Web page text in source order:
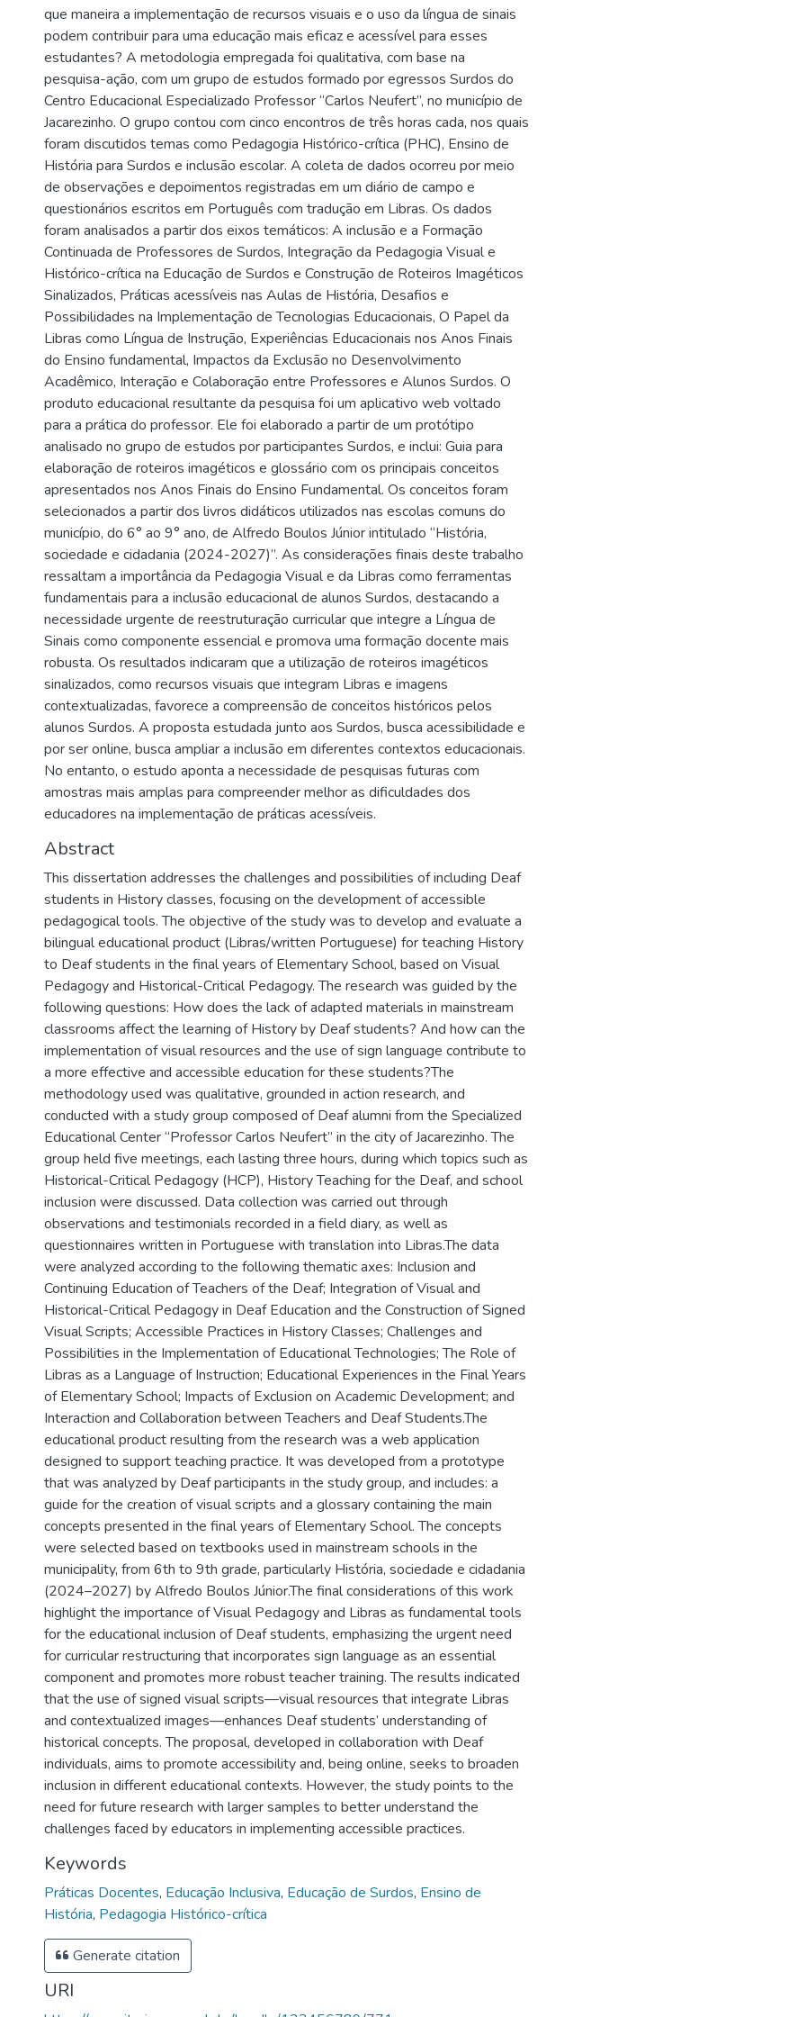
que maneira a implementação de recursos visuais e o uso da língua de sinais
podem contribuir para uma educação mais eficaz e acessível para esses
estudantes? A metodologia empregada foi qualitativa, com base na
pesquisa-ação, com um grupo de estudos formado por egressos Surdos do
Centro Educacional Especializado Professor “Carlos Neufert”, no município de
Jacarezinho. O grupo contou com cinco encontros de três horas cada, nos quais
foram discutidos temas como Pedagogia Histórico-crítica (PHC), Ensino de
História para Surdos e inclusão escolar. A coleta de dados ocorreu por meio
de observações e depoimentos registradas em um diário de campo e
questionários escritos em Português com tradução em Libras. Os dados
foram analisados a partir dos eixos temáticos: A inclusão e a Formação
Continuada de Professores de Surdos, Integração da Pedagogia Visual e
Histórico-crítica na Educação de Surdos e Construção de Roteiros Imagéticos
Sinalizados, Práticas acessíveis nas Aulas de História, Desafios e
Possibilidades na Implementação de Tecnologias Educacionais, O Papel da
Libras como Língua de Instrução, Experiências Educacionais nos Anos Finais
do Ensino fundamental, Impactos da Exclusão no Desenvolvimento
Acadêmico, Interação e Colaboração entre Professores e Alunos Surdos. O
produto educacional resultante da pesquisa foi um aplicativo web voltado
para a prática do professor. Ele foi elaborado a partir de um protótipo
analisado no grupo de estudos por participantes Surdos, e inclui: Guia para
elaboração de roteiros imagéticos e glossário com os principais conceitos
apresentados nos Anos Finais do Ensino Fundamental. Os conceitos foram
selecionados a partir dos livros didáticos utilizados nas escolas comuns do
município, do 6° ao 9° ano, de Alfredo Boulos Júnior intitulado “História,
sociedade e cidadania (2024-2027)”. As considerações finais deste trabalho
ressaltam a importância da Pedagogia Visual e da Libras como ferramentas
fundamentais para a inclusão educacional de alunos Surdos, destacando a
necessidade urgente de reestruturação curricular que integre a Língua de
Sinais como componente essencial e promova uma formação docente mais
robusta. Os resultados indicaram que a utilização de roteiros imagéticos
sinalizados, como recursos visuais que integram Libras e imagens
contextualizadas, favorece a compreensão de conceitos históricos pelos
alunos Surdos. A proposta estudada junto aos Surdos, busca acessibilidade e
por ser online, busca ampliar a inclusão em diferentes contextos educacionais.
No entanto, o estudo aponta a necessidade de pesquisas futuras com
amostras mais amplas para compreender melhor as dificuldades dos
educadores na implementação de práticas acessíveis.
Abstract
This dissertation addresses the challenges and possibilities of including Deaf
students in History classes, focusing on the development of accessible
pedagogical tools. The objective of the study was to develop and evaluate a
bilingual educational product (Libras/written Portuguese) for teaching History
to Deaf students in the final years of Elementary School, based on Visual
Pedagogy and Historical-Critical Pedagogy. The research was guided by the
following questions: How does the lack of adapted materials in mainstream
classrooms affect the learning of History by Deaf students? And how can the
implementation of visual resources and the use of sign language contribute to
a more effective and accessible education for these students?The
methodology used was qualitative, grounded in action research, and
conducted with a study group composed of Deaf alumni from the Specialized
Educational Center “Professor Carlos Neufert” in the city of Jacarezinho. The
group held five meetings, each lasting three hours, during which topics such as
Historical-Critical Pedagogy (HCP), History Teaching for the Deaf, and school
inclusion were discussed. Data collection was carried out through
observations and testimonials recorded in a field diary, as well as
questionnaires written in Portuguese with translation into Libras.The data
were analyzed according to the following thematic axes: Inclusion and
Continuing Education of Teachers of the Deaf; Integration of Visual and
Historical-Critical Pedagogy in Deaf Education and the Construction of Signed
Visual Scripts; Accessible Practices in History Classes; Challenges and
Possibilities in the Implementation of Educational Technologies; The Role of
Libras as a Language of Instruction; Educational Experiences in the Final Years
of Elementary School; Impacts of Exclusion on Academic Development; and
Interaction and Collaboration between Teachers and Deaf Students.The
educational product resulting from the research was a web application
designed to support teaching practice. It was developed from a prototype
that was analyzed by Deaf participants in the study group, and includes: a
guide for the creation of visual scripts and a glossary containing the main
concepts presented in the final years of Elementary School. The concepts
were selected based on textbooks used in mainstream schools in the
municipality, from 6th to 9th grade, particularly História, sociedade e cidadania
(2024–2027) by Alfredo Boulos Júnior.The final considerations of this work
highlight the importance of Visual Pedagogy and Libras as fundamental tools
for the educational inclusion of Deaf students, emphasizing the urgent need
for curricular restructuring that incorporates sign language as an essential
component and promotes more robust teacher training. The results indicated
that the use of signed visual scripts—visual resources that integrate Libras
and contextualized images—enhances Deaf students’ understanding of
historical concepts. The proposal, developed in collaboration with Deaf
individuals, aims to promote accessibility and, being online, seeks to broaden
inclusion in different educational contexts. However, the study points to the
need for future research with larger samples to better understand the
challenges faced by educators in implementing accessible practices.
Keywords
Práticas Docentes, Educação Inclusiva, Educação de Surdos, Ensino de
História, Pedagogia Histórico-crítica
Generate citation
URI